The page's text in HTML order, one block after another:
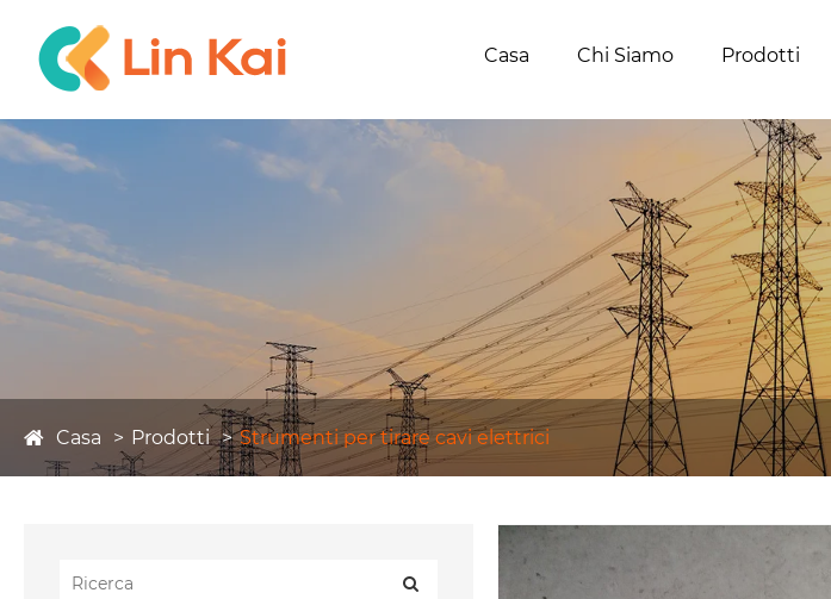
Casa Chi Siamo Prodotti
Casa Prodotti Strumenti per tirare cavi elettrici